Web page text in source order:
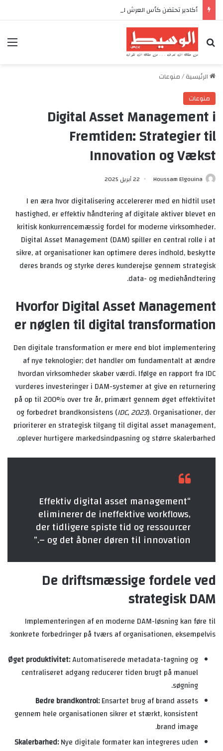
بحث عن
الرئيسية/منوعات
منوعات
Digital Asset Management i
Fremtiden: Strategier til
Innovation og Vækst
Houssam Elgouina 22 أبريل 2025
I en æra hvor digitalisering accelererer med en hidtil uset
hastighed, er effektiv håndtering af digitale aktiver blevet en
kritisk konkurrencemæssig fordel for moderne virksomheder.
Digital Asset Management (DAM) spiller en central rolle i at
sikre, at organisationer kan optimere deres indhold, beskytte
deres brands og styrke deres kunderejse gennem strategisk
data- og mediehåndtering.
Hvorfor Digital Asset Management
er nøglen til digital transformation
Den digitale transformation er mere end blot implementering
af nye teknologier; det handler om fundamentalt at ændre
hvordan virksomheder skaber værdi. Ifølge en rapport fra IDC
vurderes investeringer i DAM-systemer at give en returnering
på op til 200% over tre år, primært gennem øget effektivitet
og forbedret brandkonsistens (IDC, 2023). Organisationer, der
prioriterer en strategisk tilgang til digital asset management,
oplever hurtigere markedsindpasning og større skalerbarhed.
“Effektiv digital asset management
eliminerer de ineffektive workflows,
der tidligere spiste tid og ressourcer
– og det åbner døren til innovation.”
De driftsmæssige fordele ved
strategisk DAM
Implementeringen af en moderne DAM-løsning kan føre til
konkrete forbedringer på tværs af organisationen, eksempelvis:
Øget produktivitet:Automatiserede metadata-tagning og
centraliseret adgang reducerer tiden brugt på manuel
søgning.
Bedre brandkontrol:Ensartet brug af brand assets
gennem hele organisationen sikrer et stærkt, konsistent
brand image.
Skalerbarhed:Nye digitale formater kan integreres uden